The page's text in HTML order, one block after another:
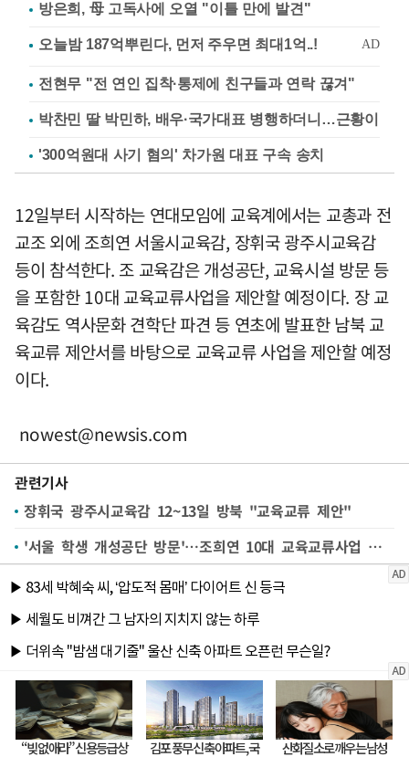
방은희, 母 고독사에 오열 "이틀 만에 발견"
전현무 "전 연인 집착·통제에 친구들과 연락 끊겨"
박찬민 딸 박민하, 배우·국가대표 병행하더니…근황이
'300억원대 사기 혐의' 차가원 대표 구속 송치
12일부터 시작하는 연대모임에 교육계에서는 교총과 전
교조 외에 조희연 서울시교육감, 장휘국 광주시교육감
등이 참석한다. 조 교육감은 개성공단, 교육시설 방문 등
을 포함한 10대 교육교류사업을 제안할 예정이다. 장 교
육감도 역사문화 견학단 파견 등 연초에 발표한 남북 교
육교류 제안서를 바탕으로 교육교류 사업을 제안할 예정
이다.
nowest@newsis.com
관련기사
장휘국 광주시교육감 12~13일 방북 "교육교류 제안"
'서울 학생 개성공단 방문'…조희연 10대 교육교류사업 제안